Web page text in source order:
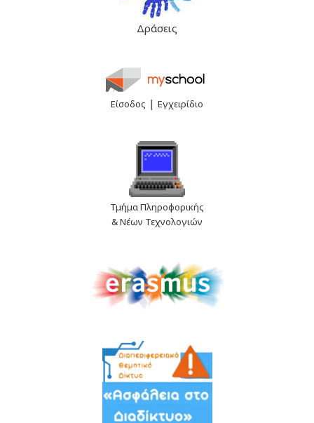
Δράσεις
Είσοδος | Εγχειρίδιο
Τμήμα Πληροφορικής
& Νέων Τεχνολογιών